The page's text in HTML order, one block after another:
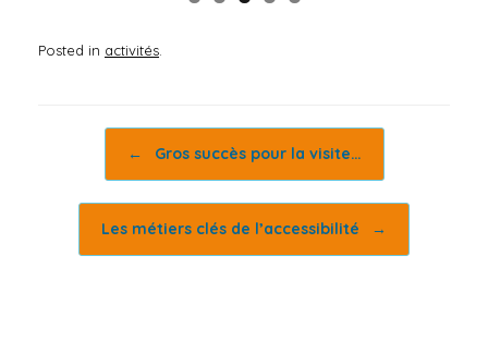
Posted in activités
← Gros succès pour la visite…
Les métiers clés de l’accessibilité →